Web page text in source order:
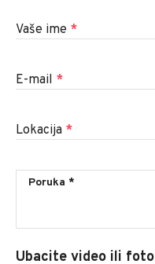
Vaše ime *
E-mail *
Lokacija *
Ubacite video ili foto